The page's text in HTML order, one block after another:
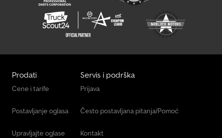
Prodati
Cene i tarife
Postavljanje oglasa
Upravljajte oglase
Servis i podrška
Prijava
Često postavljana pitanja/Pomoć
Kontakt